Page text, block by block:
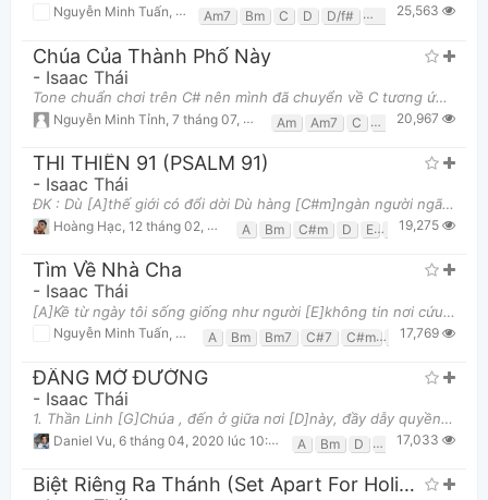
Nguyễn Minh Tuấn, 16 tháng 09, 2017 lúc 03:06pm
Am7 Bm C D D/f# D7 Dsus4 Em
25,563
Chúa Của Thành Phố Này
- Isaac Thái
Tone chuẩn chơi trên C# nên mình đã chuyển về C tương ứng với việc các bạn dùng "Capo ngăn 1"... In
Nguyễn Minh Tỉnh 7 tháng 07, 2014 lúc 09:46pm Am Am7 C F G
20,967
THI THIÊN 91 (PSALM 91)
- Isaac Thái
ĐK : Dù [A]thế giới có đổi dời Dù hàng [C#m]ngàn người ngã [F#m]bên tôi Chọn [Bm]tin vào Chúa mu
Hoàng Hạc 12 tháng 02, 2020 lúc 08:22pm A Bm C#m D E F#7 F#m
19,275
Tìm Về Nhà Cha
- Isaac Thái
[A]Kề từ ngày tôi sống giống như người [E]không tin nơi cứu Chúa[C#m]. [A]Và dần dần xa cách Đ
Nguyễn Minh Tuấn 18 tháng 09, 2017 lúc 03:27pm
A Bm Bm7 C#7 C#m Dm E
17,769
ĐẤNG MỞ ĐƯỜNG
- Isaac Thái
1. Thần Linh [G]Chúa , đến ở giữa nơi [D]này, đầy dẫy quyền [A]năng. Thật đáng tôn [Bm]thờ. Thần
Daniel Vu 6 tháng 04, 2020 lúc 10:50pm A Bm D G 17,033
Biệt Riêng Ra Thánh (Set Apart For Holiness)